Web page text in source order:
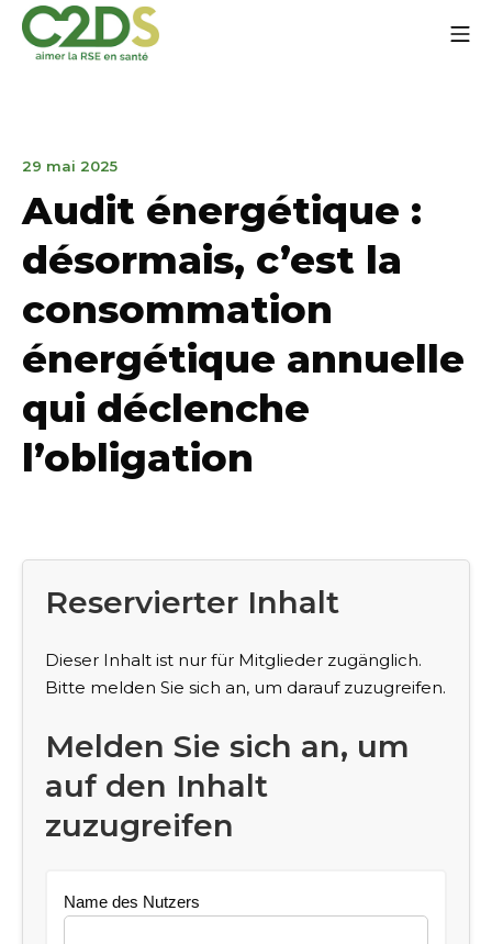
Zum
Inhalt
springen
29 mai 202512.
2025
Audit énergétique :
désormais, c’est la
consommation
énergétique annuelle
qui déclenche
l’obligation
Reservierter Inhalt
Dieser Inhalt ist nur für Mitglieder zugänglich.
Bitte melden Sie sich an, um darauf zuzugreifen.
Melden Sie sich an, um
auf den Inhalt
zuzugreifen
Name des Nutzers